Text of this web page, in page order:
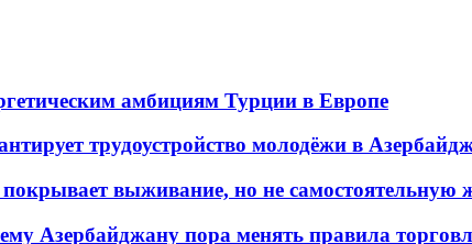
амбициям Турции в Европе
трудоустройство молодёжи в
выживание, но не самостоятельную
Азербайджану пора менять правила